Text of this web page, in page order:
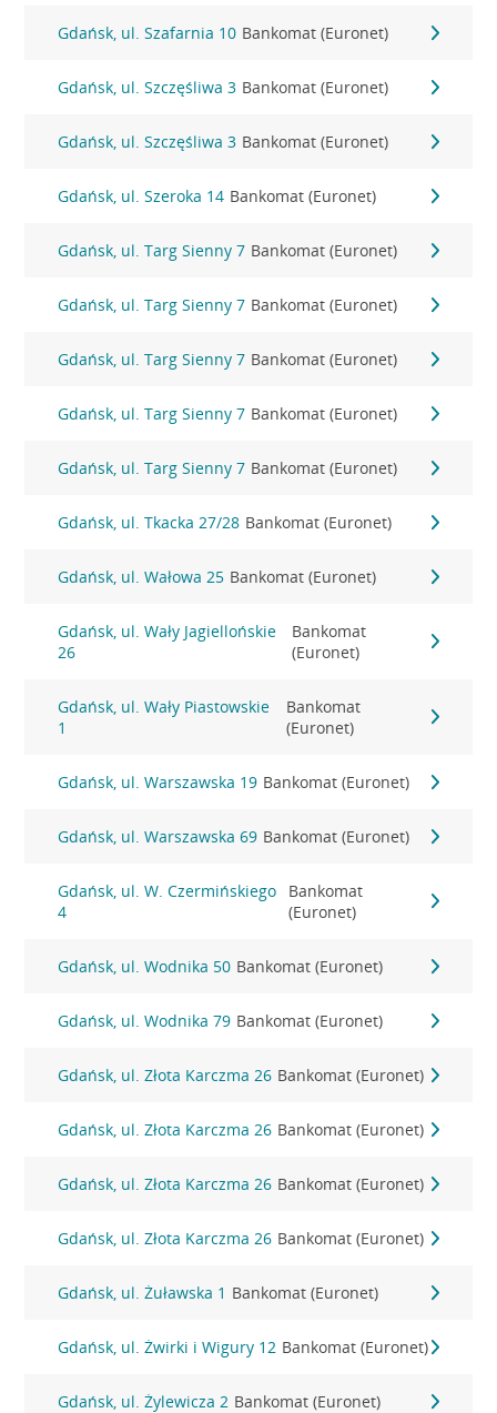
Gdańsk, ul. Szafarnia 10 Bankomat (Euronet)
Gdańsk, ul. Szczęśliwa 3 Bankomat (Euronet)
Gdańsk, ul. Szczęśliwa 3 Bankomat (Euronet)
Gdańsk, ul. Szeroka 14 Bankomat (Euronet)
Gdańsk, ul. Targ Sienny 7 Bankomat (Euronet)
Gdańsk, ul. Targ Sienny 7 Bankomat (Euronet)
Gdańsk, ul. Targ Sienny 7 Bankomat (Euronet)
Gdańsk, ul. Targ Sienny 7 Bankomat (Euronet)
Gdańsk, ul. Targ Sienny 7 Bankomat (Euronet)
Gdańsk, ul. Tkacka 27/28 Bankomat (Euronet)
Gdańsk, ul. Wałowa 25 Bankomat (Euronet)
Gdańsk, ul. Wały Jagiellońskie
26
Bankomat
(Euronet)
Gdańsk, ul. Wały Piastowskie
1
Bankomat
(Euronet)
Gdańsk, ul. Warszawska 19 Bankomat (Euronet)
Gdańsk, ul. Warszawska 69 Bankomat (Euronet)
Gdańsk, ul. W. Czermińskiego
4
Bankomat
(Euronet)
Gdańsk, ul. Wodnika 50 Bankomat (Euronet)
Gdańsk, ul. Wodnika 79 Bankomat (Euronet)
Gdańsk, ul. Złota Karczma 26 Bankomat (Euronet)
Gdańsk, ul. Złota Karczma 26 Bankomat (Euronet)
Gdańsk, ul. Złota Karczma 26 Bankomat (Euronet)
Gdańsk, ul. Złota Karczma 26 Bankomat (Euronet)
Gdańsk, ul. Żuławska 1 Bankomat (Euronet)
Gdańsk, ul. Żwirki i Wigury 12 Bankomat (Euronet)
Gdańsk, ul. Żylewicza 2 Bankomat (Euronet)